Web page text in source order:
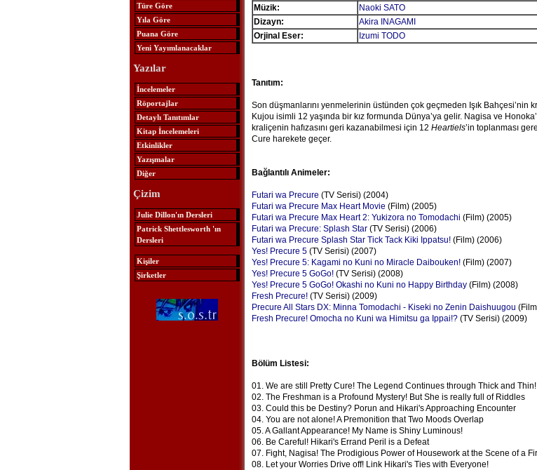
Türe Göre
Yıla Göre
Puana Göre
Yeni Yayımlanacaklar
Yazılar
İncelemeler
Röportajlar
Detaylı Tanıtımlar
Kitap İncelemeleri
Etkinlikler
Yazışmalar
Diğer
Çizim
Julie Dillon'ın Dersleri
Patrick Shettlesworth 'ın
Dersleri
Kişiler
Şirketler
Müzik:
Naoki SATO
Dizayn:
Akira INAGAMI
Orjinal Eser:
Izumi TODO
Tanıtım:
Son düşmanlarını yenmelerinin üstünden çok geçmeden Işık Bahçesi’nin
Kujou isimli 12 yaşında bir kız formunda Dünya’ya gelir. Nagisa ve
kraliçenin hafızasını geri kazanabilmesi için 12 Heartiels’in toplanması
Cure harekete geçer.
Bağlantılı Animeler:
Futari wa Precure (TV Serisi) (2004)
Futari wa Precure Max Heart Movie (Film) (2005)
Futari wa Precure Max Heart 2: Yukizora no Tomodachi (Film) (2005)
Futari wa Precure: Splash Star(TV Serisi) (2006)
Futari wa Precure Splash Star Tick Tack Kiki Ippatsu!(Film) (2006)
Yes! Precure 5(TV Serisi) (2007)
Yes! Precure 5: Kagami no Kuni no Miracle Daibouken!(Film) (2007)
Yes! Precure 5 GoGo!(TV Serisi) (2008)
Yes! Precure 5 GoGo! Okashi no Kuni no Happy Birthday(Film) (2008)
Fresh Precure!(TV Serisi) (2009)
Precure All Stars DX: Minna Tomodachi - Kiseki no Zenin Daishuugou
Fresh Precure! Omocha no Kuni wa Himitsu ga Ippai!?(TV Serisi) (2009)
Bölüm Listesi:
01. We are still Pretty Cure! The Legend Continues through Thick and Thin!
02. The Freshman is a Profound Mystery! But She is really full of Riddles
03. Could this be Destiny? Porun and Hikari's Approaching Encounter
04. You are not alone! A Premonition that Two Moods Overlap
05. A Gallant Appearance! My Name is Shiny Luminous!
06. Be Careful! Hikari's Errand Peril is a Defeat
07. Fight, Nagisa! The Prodigious Power of Housework at the Scene of a
08. Let your Worries Drive off! Link Hikari's Ties with Everyone!